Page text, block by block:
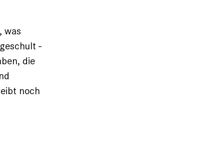
was
die
noch